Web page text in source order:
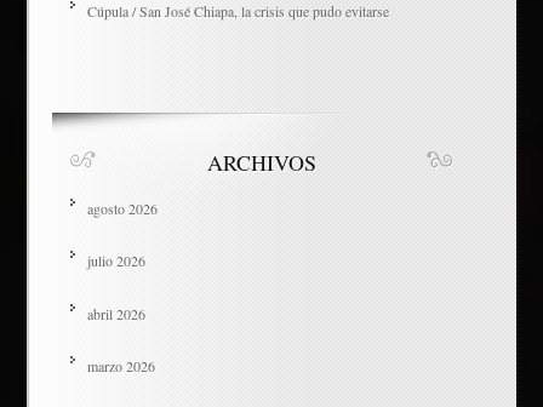
Cúpula / San José Chiapa, la crisis que pudo evitarse
ARCHIVOS
agosto 2026
julio 2026
abril 2026
marzo 2026